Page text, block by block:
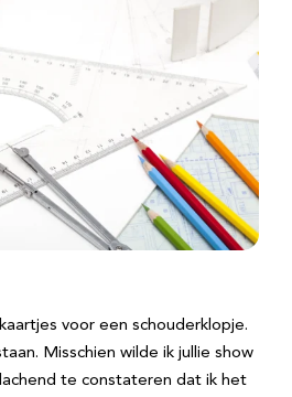
voor een schouderklopje.
Misschien wilde ik jullie show
te constateren dat ik het